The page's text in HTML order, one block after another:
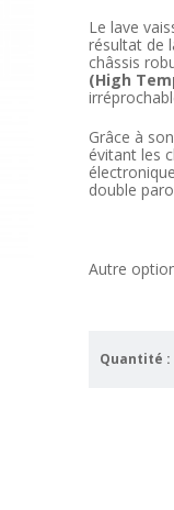
Le lave
résultat de
châssis
(High
Grâce à son
évitant les
double
Autre
Quantité :